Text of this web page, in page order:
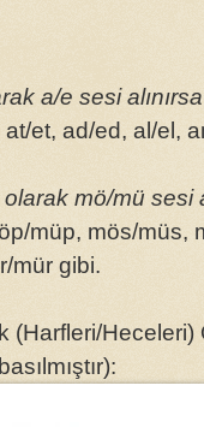
a/e sesi alınırsa
et, ad/ed, al/el,
mö/mü sesi
müp, mös/müs,
mür gibi.
Heceleri)